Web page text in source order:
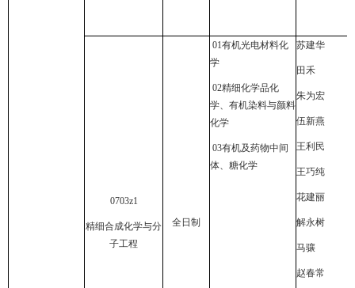
0703z1
精细合成化学与分
子工程
全日制
01有机光电材料化
学
02精细化学品化
学、有机染料与颜料
化学
03有机及药物中间
体、糖化学
苏建华
田禾
朱为宏
伍新燕
王利民
王巧纯
花建丽
解永树
马骧
赵春常